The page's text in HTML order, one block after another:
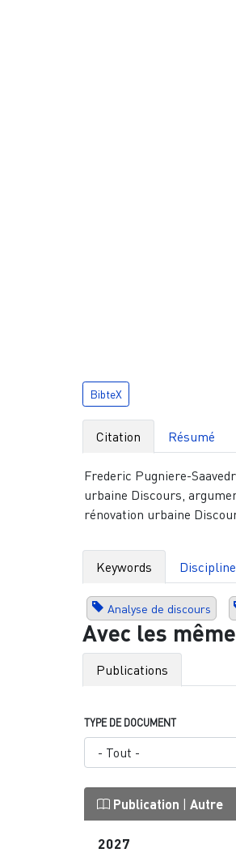
BibteX
Citation Résumé
Frederic Pugniere-
urbaine Discours,
rénovation urbaine
Keywords
Analyse de discours
Avec les
Publications
TYPE DE DOCUMENT
Publication Autre
2027